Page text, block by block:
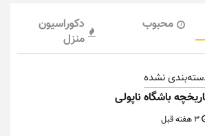
محبوب
دکوراسیون
منزل
نشده
باشگاه ناپولی